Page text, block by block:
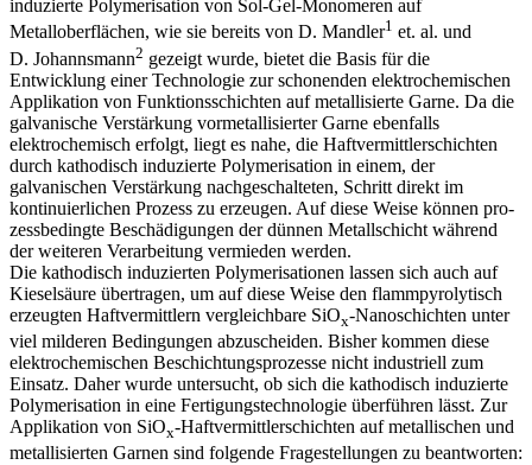
induzierte Polymerisation von Sol-Gel-Monomeren auf
Metalloberflächen, wie sie bereits von D. Mandler1 et. al. und
D. Johannsmann2 gezeigt wurde, bietet die Basis für die
Entwicklung einer Technologie zur schonenden elektrochemischen
Applikation von Funktionsschichten auf metallisierte Garne. Da die
galvanische Verstärkung vormetallisierter Garne ebenfalls
elektrochemisch erfolgt, liegt es nahe, die Haftvermittlerschichten
durch kathodisch induzierte Polymerisation in einem, der
galvanischen Verstärkung nachgeschalteten, Schritt direkt im
kontinuierlichen Prozess zu erzeugen. Auf diese Weise können pro­
zess­bedingte Beschädigungen der dünnen Metallschicht während
der weiteren Verarbeitung vermieden werden.
Die kathodisch induzierten Polymerisationen lassen sich auch auf
Kieselsäure übertragen, um auf diese Weise den flammpyrolytisch
erzeugten Haftvermittlern vergleichbare SiOx-Nanoschichten unter
viel milderen Bedingungen abzuscheiden. Bisher kommen diese
elektrochemischen Beschichtungsprozesse nicht industriell zum
Einsatz. Daher wurde untersucht, ob sich die kathodisch induzierte
Polymerisation in eine Fertigungstechnologie überführen lässt. Zur
Applikation von SiOx-Haftvermittlerschichten auf metallischen und
metallisierten Garnen sind folgende Fragestellungen zu beantworten: